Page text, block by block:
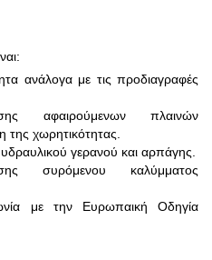
ανάλογα με τις προδιαγραφές
αφαιρούμενων πλαινών
της χωρητικότητας.
γερανού και αρπάγης.
συρόμενου καλύμματος
με την Ευρωπαική Οδηγία